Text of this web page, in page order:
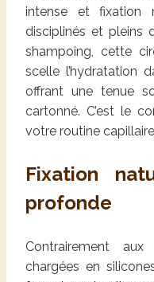
intense et fixation
disciplinés et pleins
shampoing, cette
scelle l’hydratation
offrant une tenue
cartonné. C’est le
votre routine
Fixation
profonde
Contrairement
chargées en